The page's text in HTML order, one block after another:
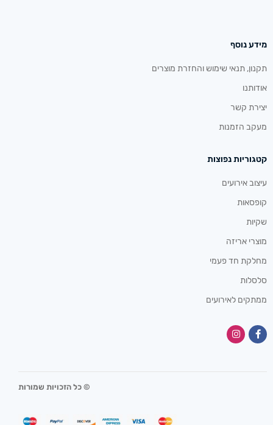
מידע נוסף
תקנון, תנאי שימוש והחזרת מוצרים
אודותנו
יצירת קשר
מעקב הזמנות
קטגוריות נפוצות
עיצוב אירועים
קופסאות
שקיות
מוצרי אריזה
מחלקת חד פעמי
סלסלות
ממתקים לאירועים
© כל הזכויות שמורות